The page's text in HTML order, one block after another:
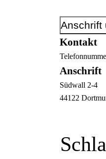
Anschrift
Kontakt
Anschrift
Südwall 2-4
44122